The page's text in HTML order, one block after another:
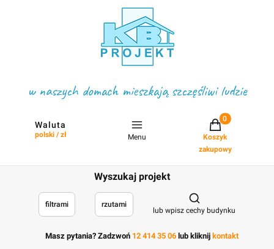
w naszych domach mieszkają szczęśliwi ludzie
Waluta
polski / zł Menu
Projekty w
Koszyk
zakupowy
Wyszukaj projekt
filtrami rzutami
Otwórz
lub wpisz cechy budynku
Masz pytania? Zadzwoń 12 414 35 06 lub kliknij kontakt